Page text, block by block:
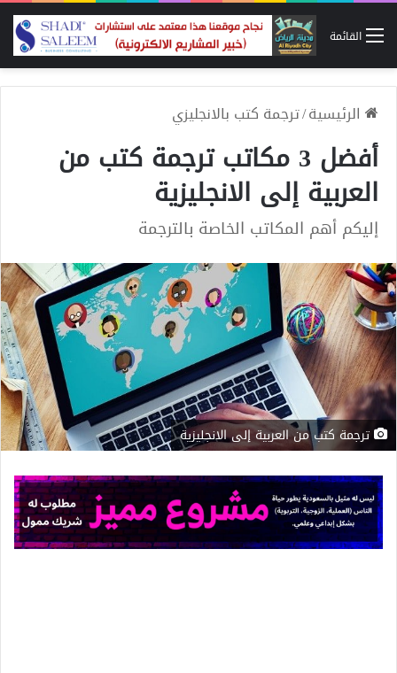
القائمة
الرئيسية/ترجمة كتب بالانجليزي
أفضل 3 مكاتب ترجمة كتب من
العربية إلى الانجليزية
إليكم أهم المكاتب الخاصة بالترجمة
ترجمة كتب من العربية إلى الانجليزية